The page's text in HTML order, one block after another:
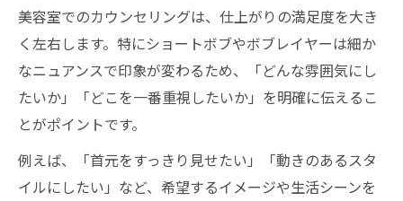
美容室でのカウンセリングは、仕上がりの満足度を大き
く左右します。特にショートボブやボブレイヤーは細か
なニュアンスで印象が変わるため、「どんな雰囲気にし
たいか」「どこを一番重視したいか」を明確に伝えるこ
とがポイントです。
例えば、「首元をすっきり見せたい」「動きのあるスタ
イルにしたい」など、希望するイメージや生活シーンを